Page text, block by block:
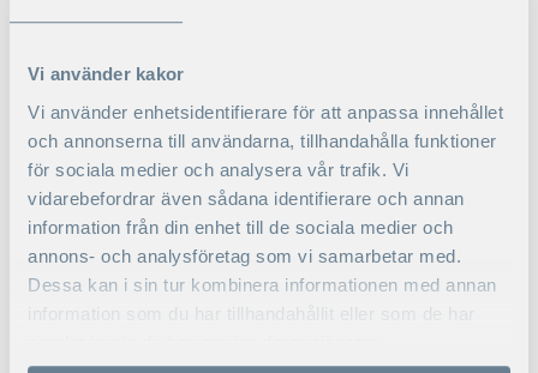
Vi använder kakor
Vi använder enhetsidentifierare för att anpassa innehållet
och annonserna till användarna, tillhandahålla funktioner
för sociala medier och analysera vår trafik. Vi
vidarebefordrar även sådana identifierare och annan
information från din enhet till de sociala medier och
annons- och analysföretag som vi samarbetar med.
Dessa kan i sin tur kombinera informationen med annan
information som du har tillhandahållit eller som de har
saker som vår tidigare deltagare Sepideh Carlsson,
utbildningen:
”Gruppen var mycket varierad, med deltagare
från olika branscher och med olika roller. En av
programmets styrkor var just att vi kunde dela
våra olika erfarenheter och fick bekanta oss
med flera perspektiv på utmaningarna kring
förvärv. Diskussionerna blev mycket intressanta
och emellanåt tänkte vi helt olika på grund av
våra olika roller.”